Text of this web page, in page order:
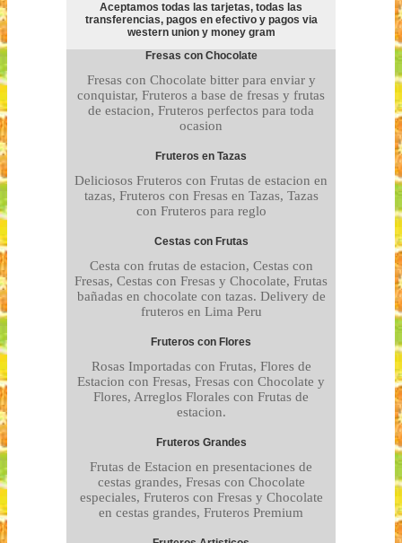
Aceptamos todas las tarjetas, todas las
transferencias, pagos en efectivo y pagos via
western union y money gram
Fresas con Chocolate
Fresas con Chocolate bitter para enviar y
conquistar, Fruteros a base de fresas y frutas
de estacion, Fruteros perfectos para toda
ocasion
Fruteros en Tazas
Deliciosos Fruteros con Frutas de estacion en
tazas, Fruteros con Fresas en Tazas, Tazas
con Fruteros para reglo
Cestas con Frutas
Cesta con frutas de estacion, Cestas con
Fresas, Cestas con Fresas y Chocolate, Frutas
bañadas en chocolate con tazas. Delivery de
fruteros en Lima Peru
Fruteros con Flores
Rosas Importadas con Frutas, Flores de
Estacion con Fresas, Fresas con Chocolate y
Flores, Arreglos Florales con Frutas de
estacion.
Fruteros Grandes
Frutas de Estacion en presentaciones de
cestas grandes, Fresas con Chocolate
especiales, Fruteros con Fresas y Chocolate
en cestas grandes, Fruteros Premium